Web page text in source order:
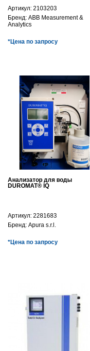
Артикул: 2103203
Бренд: ABB Measurement &
Analytics
*Цена по запросу
Анализатор для воды
DUROMAT® IQ
Артикул: 2281683
Бренд: Apura s.r.l.
*Цена по запросу